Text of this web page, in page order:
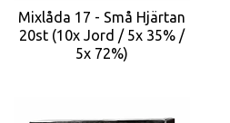
Mixlåda 17 - Små Hjärtan
20st (10x Jord / 5x 35% /
5x 72%)